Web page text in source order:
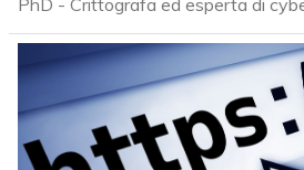
PhD - Crittografa ed esperta di